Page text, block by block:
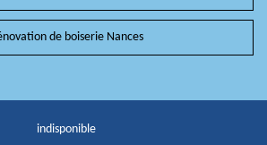
de boiserie Nances
indisponible